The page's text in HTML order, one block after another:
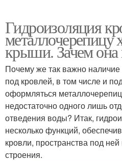
Гидроизоляция
металлочерепицу
крыши. Зачем
Почему же так важно наличие
под кровлей, в том числе и
оформляться
недостаточно одного лишь
отведения воды? Итак,
несколько функций,
кровли, пространства под
строения.